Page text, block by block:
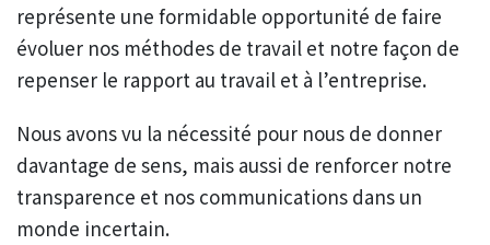
représente une formidable opportunité de faire
évoluer nos méthodes de travail et notre façon de
repenser le rapport au travail et à l’entreprise.
Nous avons vu la nécessité pour nous de donner
davantage de sens, mais aussi de renforcer notre
transparence et nos communications dans un
monde incertain.